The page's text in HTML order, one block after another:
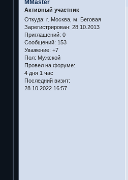
MMaster
Активный участник
Откуда: г. Москва, м. Беговая
Зарегистрирован: 28.10.2013
Приглашений: 0
Сообщений: 153
Уважение: +7
Пол: Мужской
Провел на форуме:
4 дня 1 час
Последний визит:
28.10.2022 16:57